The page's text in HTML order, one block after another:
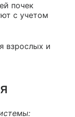
почек
с учетом
взрослых и